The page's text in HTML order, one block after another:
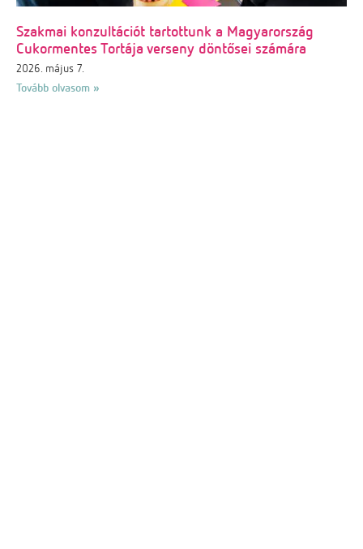
Szakmai konzultációt tartottunk a Magyarország
Cukormentes Tortája verseny döntősei számára
2026. május 7.
Tovább olvasom »